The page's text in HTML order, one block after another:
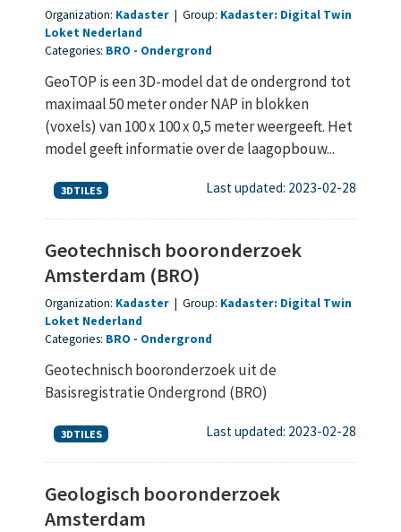
Organization: Kadaster | Group: Kadaster: Digital Twin
Loket Nederland
Categories: BRO Ondergrond
GeoTOP is een 3D-model dat de ondergrond tot
maximaal 50 meter onder NAP in blokken
(voxels) van 100 x 100 x 0,5 meter weergeeft. Het
model geeft informatie over de laagopbouw...
3DTILES Last updated: 2023-02-28
Geotechnisch booronderzoek
Amsterdam (BRO)
Organization: Kadaster | Group: Kadaster: Digital Twin
Loket Nederland
Categories: BRO Ondergrond
Geotechnisch booronderzoek uit de
Basisregistratie Ondergrond (BRO)
3DTILES Last updated: 2023-02-28
Geologisch booronderzoek
Amsterdam